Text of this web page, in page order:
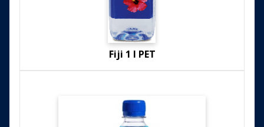
Fiji 1 l PET